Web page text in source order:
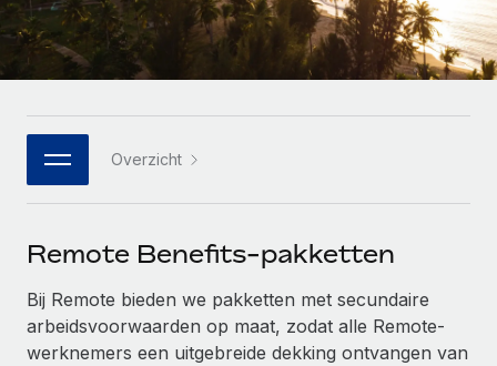
Platform
Ingebouwde essentiële HR-functies voor je team
Integraties
Vraag een expert
Krijg hulp van global HR- en juridische experts
Enterprise
Global HR voor grote bedrijven
WERK MET ONS SAMEN
Strategische technologiepartners
Een partner worden
Ontdek hoe je met ons kunt samenwerken
Binnenkort beschikbaar
Integraties en advies over AI-automatiseringen
HR-woordenlijst
Checklists en templates
Webinars
Newsroom
Inzicht in salaris en talent
Inzichtencentrum
Italiano
Português (Portugal)
日本語
한국어
Overzicht
Remote Benefits-pakketten
Bij Remote bieden we pakketten met secundaire
arbeidsvoorwaarden op maat, zodat alle Remote-
werknemers een uitgebreide dekking ontvangen van